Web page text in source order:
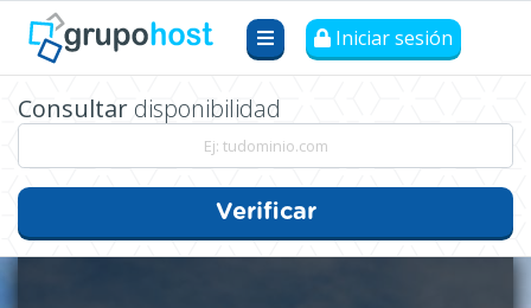
Iniciar sesión
Consultar disponibilidad
Verificar